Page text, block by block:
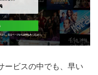
ービスの中でも、早い